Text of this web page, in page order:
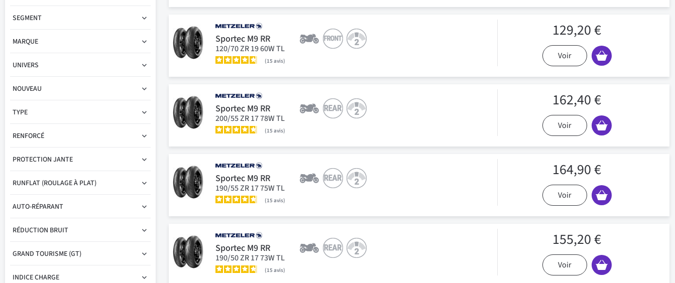
Sportec M9 RR
120/70 ZR 19 60W TL
15avis
129,20 €
Voir
Sportec M9 RR
200/55 ZR 17 78W TL
15avis
162,40 €
Voir
Sportec M9 RR
190/55 ZR 17 75W TL
15avis
164,90 €
Voir
Sportec M9 RR
190/50 ZR 17 73W TL
15avis
155,20 €
Voir
SEGMENT
MARQUE
UNIVERS
NOUVEAU
TYPE
RENFORCÉ
PROTECTION JANTE
RUNFLAT (ROULAGE À PLAT)
AUTO-RÉPARANT
RÉDUCTION BRUIT
GRAND TOURISME (GT)
INDICE CHARGE